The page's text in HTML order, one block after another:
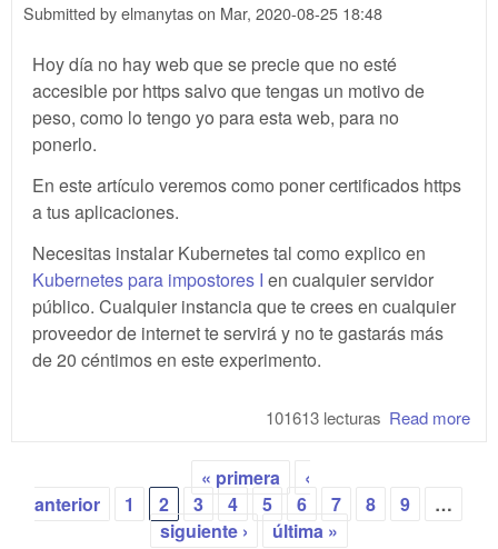
Submitted byelmanytason Mar, 2020-08-25 18:48
Hoy día no hay web que se precie que no esté
accesible por https salvo que tengas un motivo de
peso, como lo tengo yo para esta web, para no
ponerlo.
En este artículo veremos como poner certificados https
a tus aplicaciones.
Necesitas instalar Kubernetes tal como explico en
Kubernetes para impostores I en cualquier servidor
público. Cualquier instancia que te crees en cualquier
proveedor de internet te servirá y no te gastarás más
de 20 céntimos en este experimento.
Read more
101613 lecturas
Páginas
« primera
‹
anterior
1 2 3 4 5 6 7 8 9
…
siguiente ›
última »